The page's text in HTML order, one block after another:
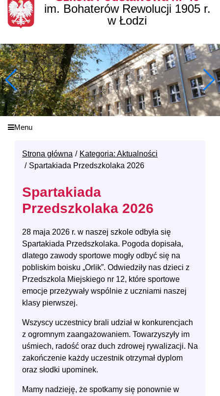
im. Bohaterów Rewolucji 1905 r.
w Łodzi
Menu
Strona główna
Kategoria: Aktualności
Spartakiada Przedszkolaka 2026
Spartakiada
Przedszkolaka 2026
28 maja 2026 r. w naszej szkole odbyła się
Spartakiada Przedszkolaka. Pogoda dopisała,
dlatego zawody sportowe mogły odbyć się na
pobliskim boisku „Orlik”. Odwiedziły nas dzieci z
Przedszkola Miejskiego nr 12, które sportowe
emocje przeżywały wspólnie z uczniami naszej
klasy pierwszej.
Wszyscy uczestnicy brali udział w konkurencjach
z ogromnym zaangażowaniem. Towarzyszyły im
uśmiech, radość oraz duch zdrowej rywalizacji. Na
zakończenie każdy uczestnik otrzymał dyplom
oraz słodki upominek.
Mamy nadzieję, że spotkamy się ponownie w